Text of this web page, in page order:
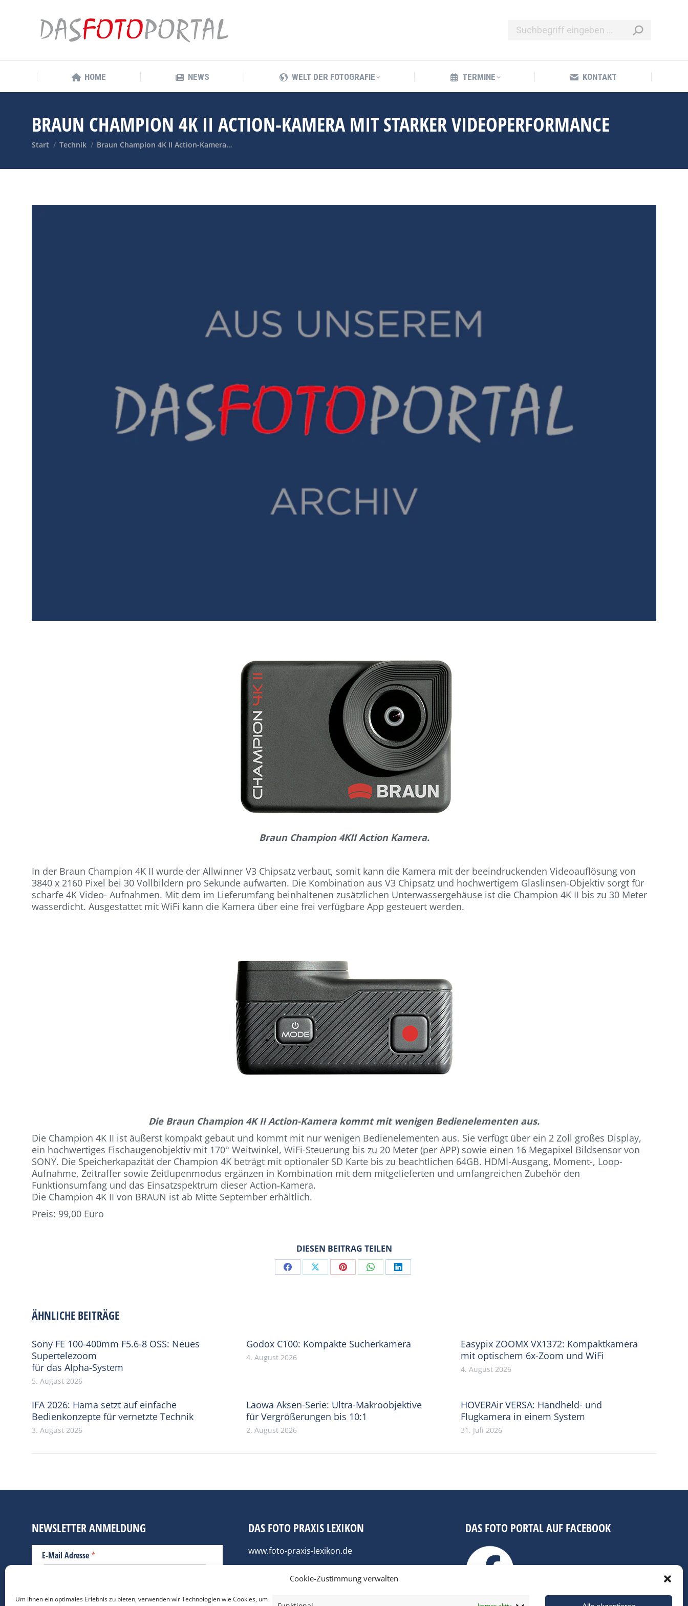
Cookie-Zustimmung verwalten
Um Ihnen ein optimales Erlebnis zu bieten, verwenden wir Technologien wie Cookies, um
HOME NEWS WELT DER FOTOGRAFIE TERMINE KONTAKT
BRAUN CHAMPION 4K II ACTION-KAMERA MIT STARKER VIDEOPERFORMANCE
Sie befinden sich hier:
Start Technik Braun Champion 4K II Action-Kamera…
Braun Champion 4KII Action Kamera.
In der Braun Champion 4K II wurde der Allwinner V3 Chipsatz verbaut, somit kann die Kamera mit der beeindruckenden Videoauflösung von
3840 x 2160 Pixel bei 30 Vollbildern pro Sekunde aufwarten. Die Kombination aus V3 Chipsatz und hochwertigem Glaslinsen-Objektiv sorgt für
scharfe 4K Video- Aufnahmen. Mit dem im Lieferumfang beinhaltenen zusätzlichen Unterwassergehäuse ist die Champion 4K II bis zu 30 Meter
wasserdicht. Ausgestattet mit WiFi kann die Kamera über eine frei verfügbare App gesteuert werden.
Die Braun Champion 4K II Action-Kamera kommt mit wenigen Bedienelementen aus.
Die Champion 4K II ist äußerst kompakt gebaut und kommt mit nur wenigen Bedienelementen aus. Sie verfügt über ein 2 Zoll großes Display,
ein hochwertiges Fischaugenobjektiv mit 170° Weitwinkel, WiFi-Steuerung bis zu 20 Meter (per APP) sowie einen 16 Megapixel Bildsensor von
SONY. Die Speicherkapazität der Champion 4K beträgt mit optionaler SD Karte bis zu beachtlichen 64GB. HDMI-Ausgang, Moment-, Loop-
Aufnahme, Zeitraffer sowie Zeitlupenmodus ergänzen in Kombination mit dem mitgelieferten und umfangreichen Zubehör den
Funktionsumfang und das Einsatzspektrum dieser Action-Kamera.
Die Champion 4K II von BRAUN ist ab Mitte September erhältlich.
Preis: 99,00 Euro
DIESEN BEITRAG TEILEN
Share Share Share Share Share
ÄHNLICHE BEITRÄGE
Sony FE 100-400mm F5.6-8 OSS: Neues
Supertelezoom
für das Alpha-System
5. August 2026
Godox C100: Kompakte Sucherkamera
4. August 2026
Easypix ZOOMX VX1372: Kompaktkamera
mit optischem 6x-Zoom und WiFi
4. August 2026
IFA 2026: Hama setzt auf einfache
Bedienkonzepte für vernetzte Technik
3. August 2026
Laowa Aksen-Serie: Ultra-Makroobjektive
für Vergrößerungen bis 10:1
2. August 2026
HOVERAir VERSA: Handheld- und
Flugkamera in einem System
31. Juli 2026
NEWSLETTER ANMELDUNG
E-Mail Adresse *
DAS FOTO PRAXIS LEXIKON
www.foto-praxis-lexikon.de
DAS FOTO PORTAL AUF FACEBOOK
HOME NEWS